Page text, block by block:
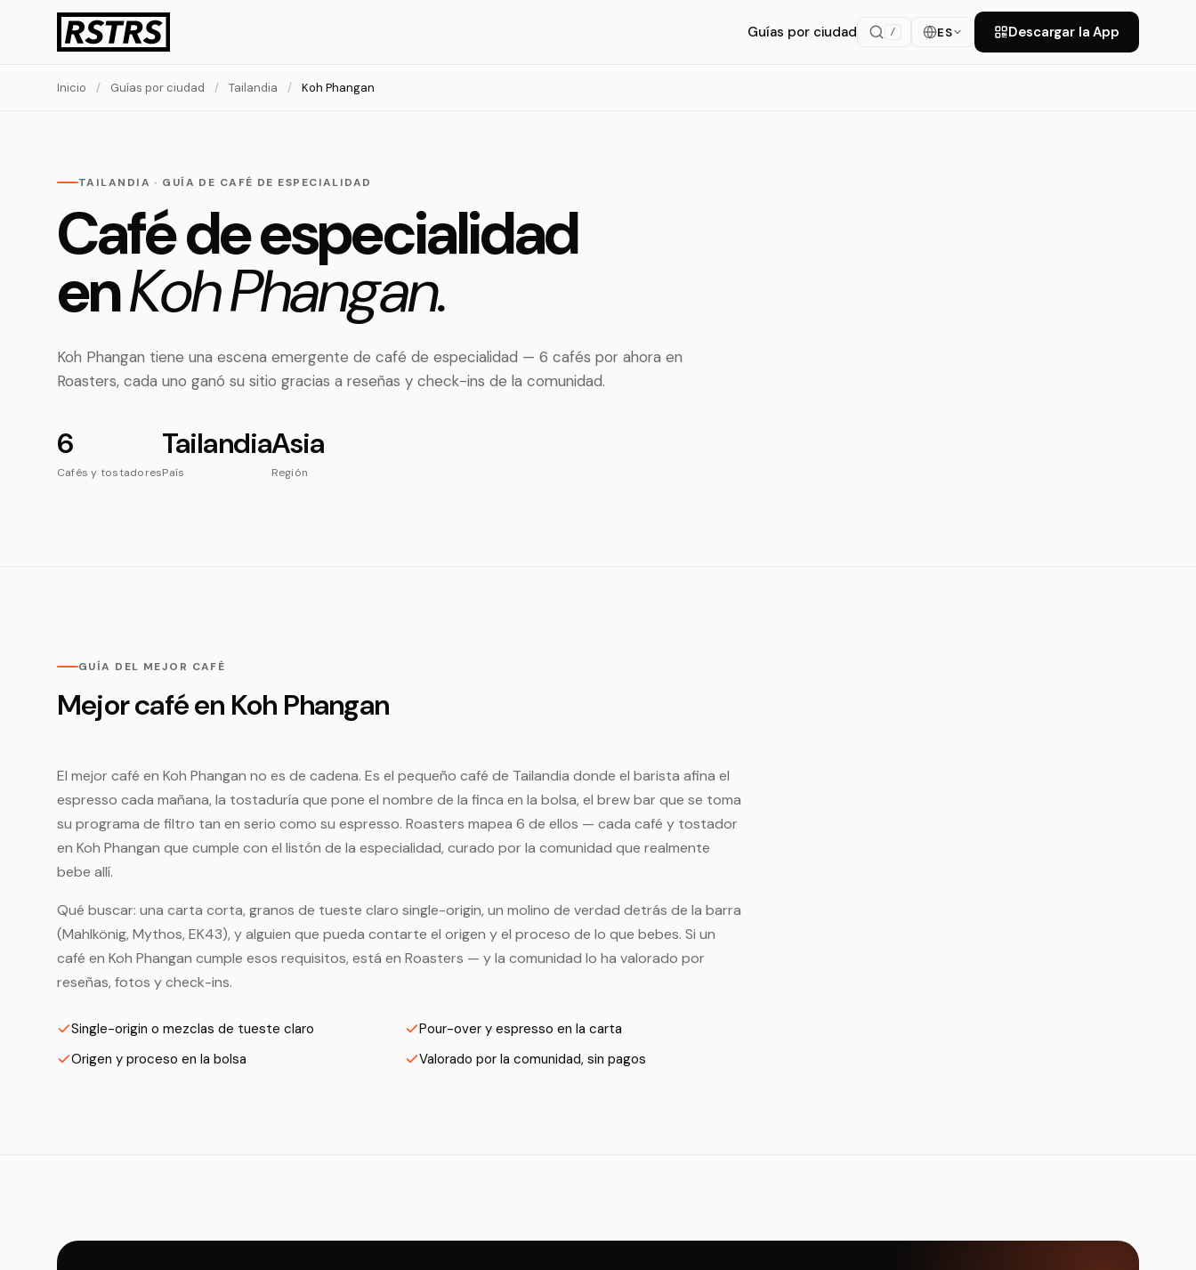
Guías por ciudad / ES Descargar la App
Inicio / Guías por ciudad / Tailandia / Koh Phangan
TAILANDIA · GUÍA DE CAFÉ DE ESPECIALIDAD
Café de especialidad
enKoh Phangan.
Koh Phangan tiene una escena emergente de café de especialidad — 6 cafés por ahora en
Roasters, cada uno ganó su sitio gracias a reseñas y check-ins de la comunidad.
6
Cafés y tostadores
Tailandia
País
Asia
Región
GUÍA DEL MEJOR CAFÉ
Mejor café en Koh Phangan
El mejor café en Koh Phangan no es de cadena. Es el pequeño café de Tailandia donde el barista afina el
espresso cada mañana, la tostaduría que pone el nombre de la finca en la bolsa, el brew bar que se toma
su programa de filtro tan en serio como su espresso. Roasters mapea 6 de ellos — cada café y tostador
en Koh Phangan que cumple con el listón de la especialidad, curado por la comunidad que realmente
bebe allí.
Qué buscar: una carta corta, granos de tueste claro single-origin, un molino de verdad detrás de la barra
(Mahlkönig, Mythos, EK43), y alguien que pueda contarte el origen y el proceso de lo que bebes. Si un
café en Koh Phangan cumple esos requisitos, está en Roasters — y la comunidad lo ha valorado por
reseñas, fotos y check-ins.
Single-origin o mezclas de tueste claro
Pour-over y espresso en la carta
Origen y proceso en la bolsa
Valorado por la comunidad, sin pagos